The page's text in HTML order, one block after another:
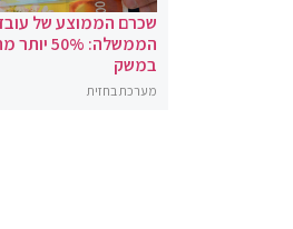
שכרם הממוצע של
הממשלה:
במשק
מערכת בחזית